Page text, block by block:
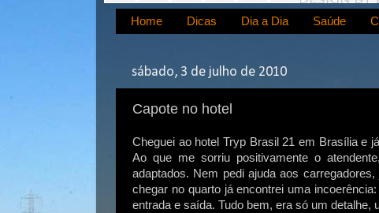
Home Dicas Dia a Dia Saúde
sábado, 3 de julho de 2010
Capote no hotel
Cheguei ao hotel Tryp Brasil 21 em Brasília e
Ao que me sorriu positivamente o
adaptados. Nem pedi ajuda aos
chegar no quarto já encontrei uma
entrada e saída. Tudo bem, era só um detalhe,